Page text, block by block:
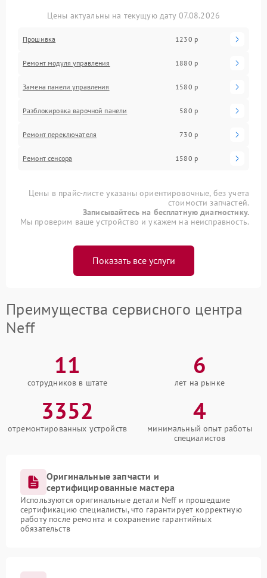
Цены актуальны на текущую дату 07.08.2026
Прошивка 1230 р
Ремонт модуля управления 1880 р
Замена панели управления 1580 р
Разблокировка варочной панели 580 р
Ремонт переключателя 730 р
Ремонт сенсора 1580 р
Цены в прайс-листе указаны ориентировочные, без учета
стоимости запчастей.
Записывайтесь на бесплатную диагностику.
Мы проверим ваше устройство и укажем на неисправность.
Показать все услуги
Преимущества сервисного центра
Neff
11
сотрудников в штате
6
лет на рынке
3352
отремонтированных устройств
4
минимальный опыт работы
специалистов
Оригинальные запчасти и
сертифицированные мастера
Используются оригинальные детали Neff и прошедшие
сертификацию специалисты, что гарантирует корректную
работу после ремонта и сохранение гарантийных
обязательств